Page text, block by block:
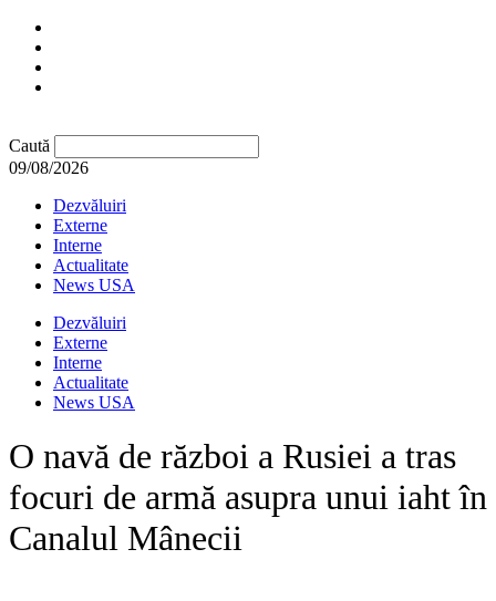
Caută
09/08/2026
Dezvăluiri
Externe
Interne
Actualitate
News USA
Dezvăluiri
Externe
Interne
Actualitate
News USA
O navă de război a Rusiei a tras
focuri de armă asupra unui iaht în
Canalul Mânecii